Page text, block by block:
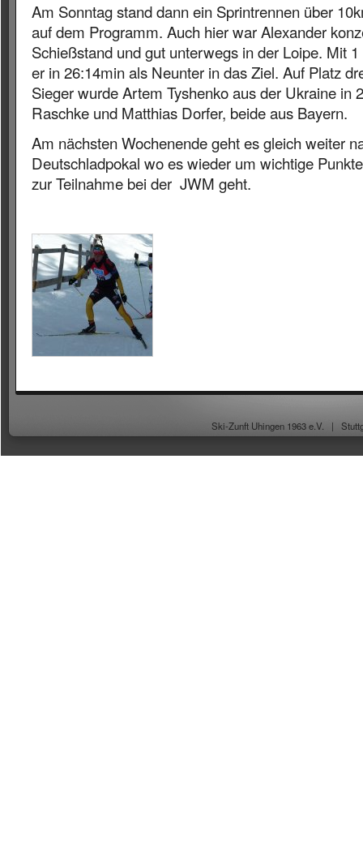
Am Sonntag stand dann ein Sprintrennen über
auf dem Programm. Auch hier war Alexander
Schießstand und gut unterwegs in der Loipe. Mit
er in 26:14min als Neunter in das Ziel. Auf Platz
Sieger wurde Artem Tyshenko aus der Ukraine in
Raschke und Matthias Dorfer, beide aus Bayern.
Am nächsten Wochenende geht es gleich weiter
Deutschladpokal wo es wieder um wichtige
zur Teilnahme bei der JWM geht.
Ski-Zunft Uhingen 1963 e.V. |